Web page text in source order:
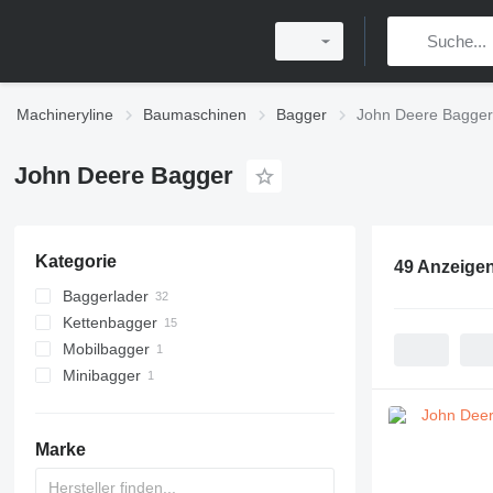
Machineryline Baumaschinen Bagger John Deere Bagger
John Deere Bagger
Kategorie
Baggerlader
Kettenbagger
Mobilbagger
Minibagger
Marke
49